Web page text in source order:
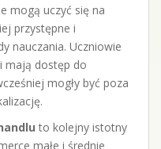
mogą uczyć się na
przystępne i
nauczania. Uczniowie
mają dostęp do
mogły być poza
to kolejny istotny
małe i średnie